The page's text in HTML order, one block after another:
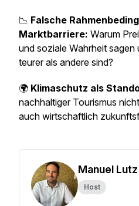
📉 Falsche
Marktbarriere: Warum
und soziale Wahrheit sagen
teurer als andere sind?
🌍 Klimaschutz als
nachhaltiger Tourismus
auch wirtschaftlich
Manuel Lutz
Host